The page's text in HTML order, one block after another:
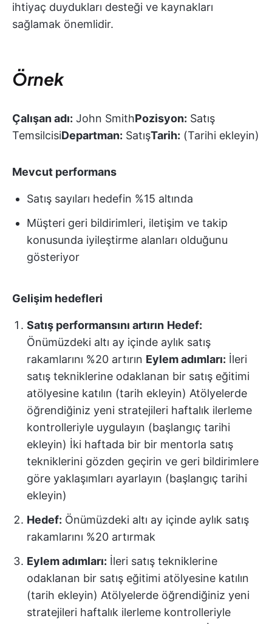
ihtiyaç duydukları desteği ve kaynakları
sağlamak önemlidir.
Örnek
Çalışan adı: John SmithPozisyon: Satış
TemsilcisiDepartman: SatışTarih: (Tarihi ekleyin)
Mevcut performans
Satış sayıları hedefin %15 altında
Müşteri geri bildirimleri, iletişim ve takip
konusunda iyileştirme alanları olduğunu
gösteriyor
Gelişim hedefleri
Satış performansını artırın Hedef:
Önümüzdeki altı ay içinde aylık satış
rakamlarını %20 artırın Eylem adımları: İleri
satış tekniklerine odaklanan bir satış eğitimi
atölyesine katılın (tarih ekleyin) Atölyelerde
öğrendiğiniz yeni stratejileri haftalık ilerleme
kontrolleriyle uygulayın (başlangıç tarihi
ekleyin) İki haftada bir bir mentorla satış
tekniklerini gözden geçirin ve geri bildirimlere
göre yaklaşımları ayarlayın (başlangıç tarihi
ekleyin)
Hedef: Önümüzdeki altı ay içinde aylık satış
rakamlarını %20 artırmak
Eylem adımları: İleri satış tekniklerine
odaklanan bir satış eğitimi atölyesine katılın
(tarih ekleyin) Atölyelerde öğrendiğiniz yeni
stratejileri haftalık ilerleme kontrolleriyle